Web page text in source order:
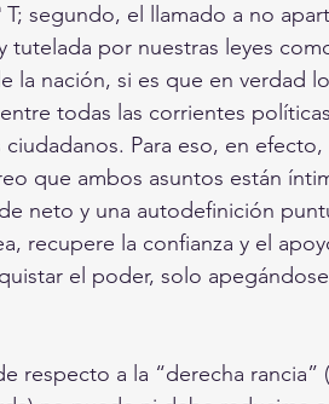
segundo, el llamado a no
tutelada por nuestras leyes
la nación, si es que en verdad
todas las corrientes
Para eso, en efecto,
que ambos asuntos están
neto y una autodefinición
recupere la confianza y el
el poder, solo
respecto a la “derecha